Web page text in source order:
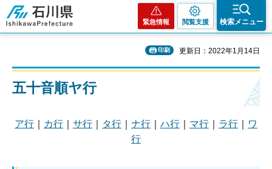
石川県
緊急情報 閲覧支援 検索メニュー
印刷 更新日：2022年1月14日
五十音順ヤ行
ア行 カ行 サ行 タ行 ナ行 ハ行 マ行 ラ行
ワ
行